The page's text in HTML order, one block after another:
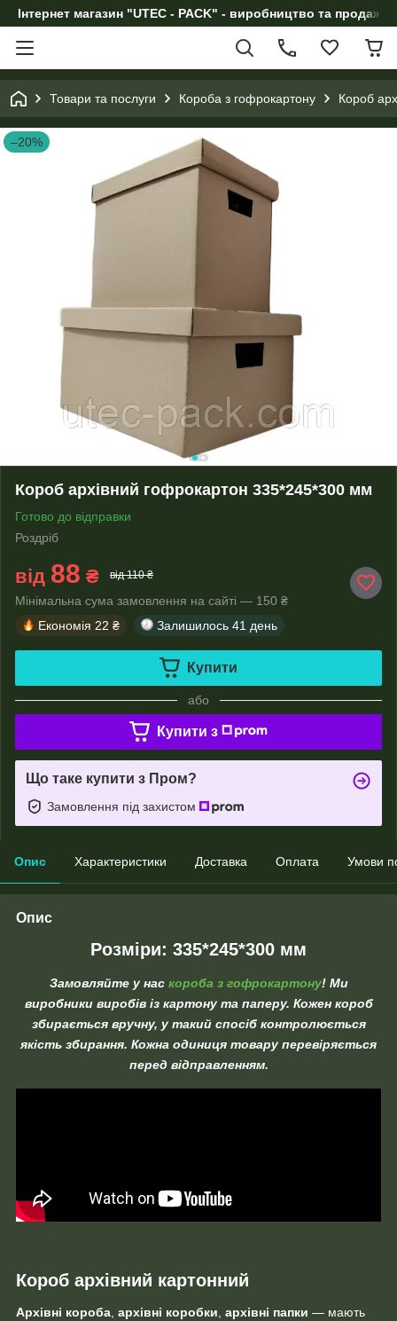
Інтернет магазин "UTEC - PACK" - виробництво та продаж
Товари та послуги Короба з гофрокартону Короб
–20%
Короб архівний гофрокартон 335*245*300 мм
Готово до відправки
Роздріб
від 88 ₴ від 110 ₴
Мінімальна сума замовлення на сайті — 150 ₴
Економія 22 ₴ Залишилось 41 день
Купити
або
Купити з
Що таке купити з Пром?
Замовлення під захистом
Опис Характеристики Доставка Оплата Умови
Опис
Розміри: 335*245*300 мм
Замовляйте у нас короба з гофрокартону! Ми
виробники виробів із картону та паперу. Кожен короб
збирається вручну, у такий спосіб контролюється
якість збирання. Кожна одиниця товару перевіряється
перед відправленням.
Короб архівний картонний
Архівні короба архівні коробки архівні папки — мають